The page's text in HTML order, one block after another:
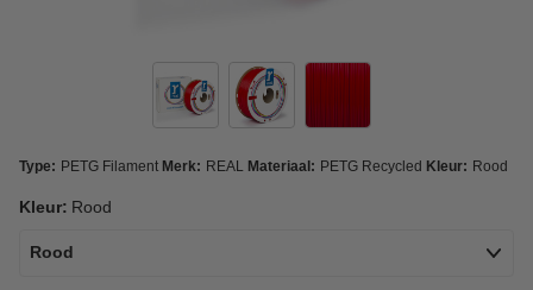
Type: PETG Filament Merk: REAL Materiaal: PETG Recycled Kleur: Rood
Kleur: Rood
Rood